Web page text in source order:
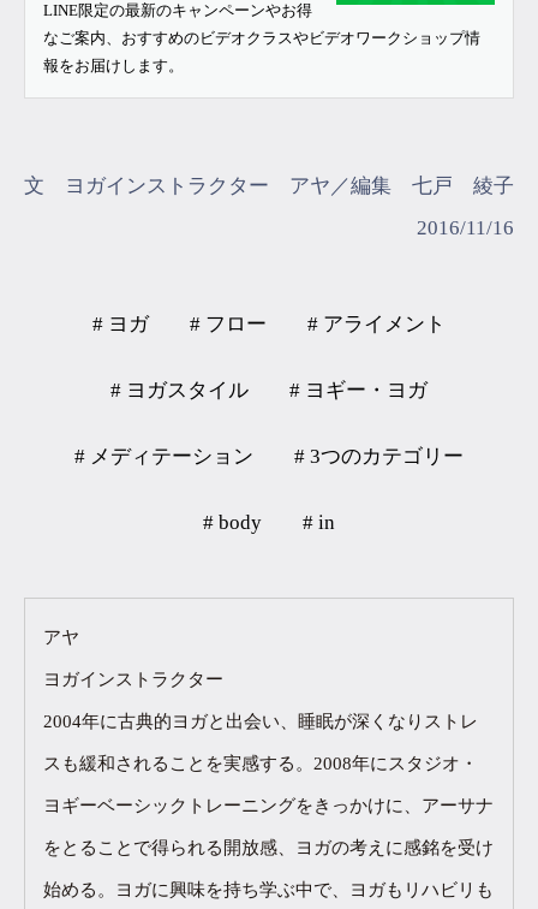
LINE限定の最新のキャンペーンやお得
なご案内、おすすめのビデオクラスやビデオワークショップ情
報をお届けします。
文 ヨガインストラクター アヤ／編集 七戸 綾子
2016/11/16
# ヨガ # フロー # アライメント
# ヨガスタイル # ヨギー・ヨガ
# メディテーション # 3つのカテゴリー
# body # in
アヤ
ヨガインストラクター
2004年に古典的ヨガと出会い、睡眠が深くなりストレ
スも緩和されることを実感する。2008年にスタジオ・
ヨギーベーシックトレーニングをきっかけに、アーサナ
をとることで得られる開放感、ヨガの考えに感銘を受け
始める。ヨガに興味を持ち学ぶ中で、ヨガもリハビリも